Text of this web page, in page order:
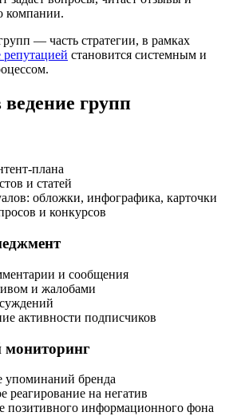
компании.
— часть стратегии, в рамках
репутацией становится системным и
групп
плана
и статей
обложки, инфографика, карточки
и конкурсов
и сообщения
и жалобами
активности подписчиков
мониторинг
упоминаний бренда
реагирование на негатив
позитивного информационного фона